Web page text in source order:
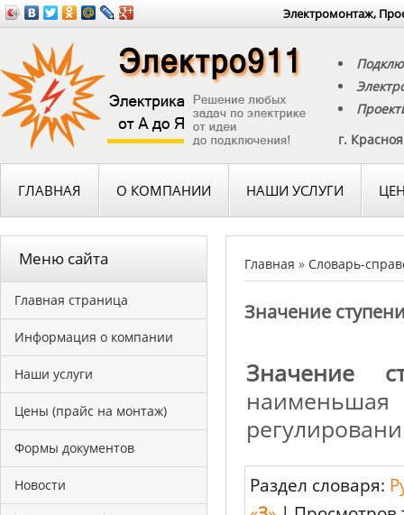
Электромонтаж,
г.
ГЛАВНАЯ О КОМПАНИИ НАШИ УСЛУГИ
Меню сайта
Главная страница
Информация о компании
Наши услуги
Цены (прайс на монтаж)
Формы документов
Новости
Главная » Словарь-
Значение
Значение
наименьшая
Раздел словаря: